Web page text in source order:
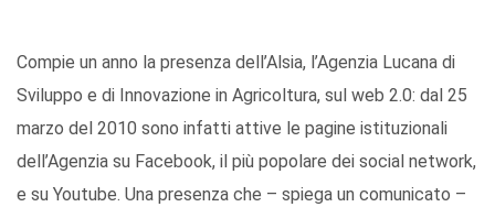
Compie un anno la presenza dell’Alsia, l’Agenzia Lucana di
Sviluppo e di Innovazione in Agricoltura, sul web 2.0: dal 25
marzo del 2010 sono infatti attive le pagine istituzionali
dell’Agenzia su Facebook, il più popolare dei social network,
e su Youtube. Una presenza che – spiega un comunicato –